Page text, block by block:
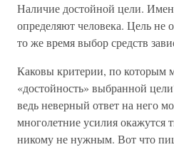
Наличие достойной цели.
определяют человека. Цель не
то же время выбор средств
Каковы критерии, по которым
«достойность» выбранной
ведь неверный ответ на него
многолетние усилия окажутся
никому не нужным. Вот что